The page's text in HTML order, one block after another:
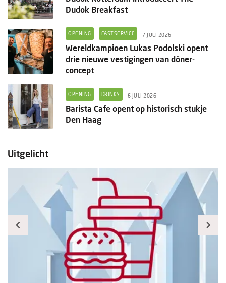
Dudok Breakfast
OPENING FASTSERVICE 7 JULI 2026
Wereldkampioen Lukas Podolski opent
drie nieuwe vestigingen van döner-
concept
OPENING DRINKS 6 JULI 2026
Barista Cafe opent op historisch stukje
Den Haag
Uitgelicht